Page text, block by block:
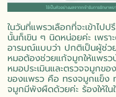
ในวันที่แพรวเลือกที่จะเข้าไ
นั้นก็เขิน ๆ นิดหน่อยค่ะ เพรา
อารมณ์แบบว่า ปกติเป็นผู้ช่
หมอต้องช่วยแก้จมูกให้แพร
หมอประเมินและตรวจจมูกข
ของแพรว คือ ทรงจมูกแข็ง
จมูกมีพังผืดด้วยค่ะ ร้องให้ใน